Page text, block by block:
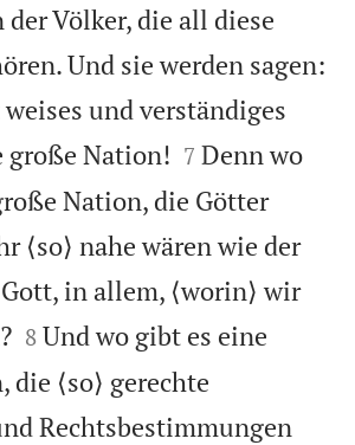
Völker, die all diese
Und sie werden sagen:
und verständiges
große Nation! 

7 Denn wo
Nation, die Götter
⟨so⟩ nahe wären wie der
in allem, ⟨worin⟩ wir

8 Und wo gibt es eine
⟨so⟩ gerechte
Rechtsbestimmungen